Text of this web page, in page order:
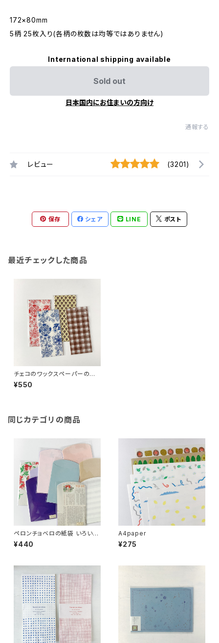
172×80mm
5柄 25枚入り(各柄の枚数は均等ではありません)
International shipping available
Sold out
日本国内にお住まいの方向け
通報する
レビュー (3201)
保存 シェア LINE ポスト
最近チェックした商品
チェコのワックスペーパーのハ
紙セット
¥550
同じカテゴリの商品
ペロンチョベロの紙袋 いろいろ
MIX
¥440
A4paper
¥275